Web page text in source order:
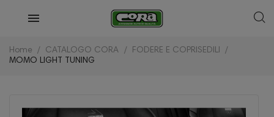
Home CATALOGO CORA
FODERE E COPRISEDILI
MOMO LIGHT TUNING